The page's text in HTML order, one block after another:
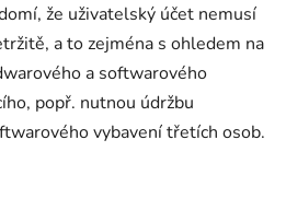
že uživatelský účet nemusí
a to zejména s ohledem na
a softwarového
popř. nutnou údržbu
vybavení třetích osob.